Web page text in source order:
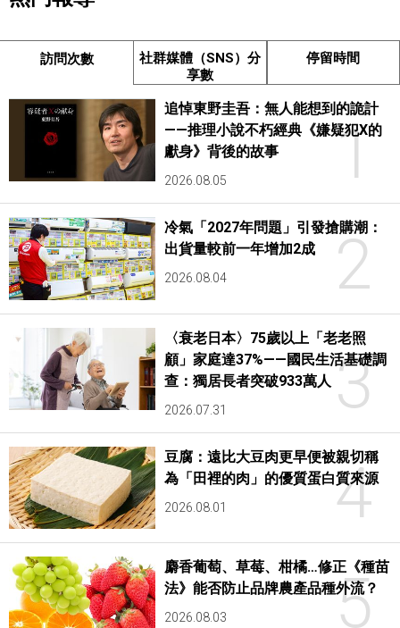
訪問次數
社群媒體（SNS）分
享數
停留時間
1
追悼東野圭吾：無人能想到的詭計
——推理小說不朽經典《嫌疑犯X的
獻身》背後的故事
2026.08.05
2
冷氣「2027年問題」引發搶購潮：
出貨量較前一年增加2成
2026.08.04
3
〈衰老日本〉75歲以上「老老照
顧」家庭達37%——國民生活基礎調
查：獨居長者突破933萬人
2026.07.31
4
豆腐：遠比大豆肉更早便被親切稱
為「田裡的肉」的優質蛋白質來源
2026.08.01
5
麝香葡萄、草莓、柑橘…修正《種苗
法》能否防止品牌農產品種外流？
2026.08.03